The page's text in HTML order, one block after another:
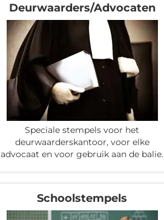
Deurwaarders/Advocaten
Speciale stempels voor het
deurwaarderskantoor, voor elke
advocaat en voor gebruik aan de balie.
Schoolstempels